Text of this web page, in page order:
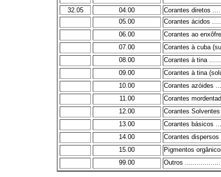
32.05 04.00
Corantes diretos
05.00
Corantes ácidos
06.00
Corantes ao
07.00
Corantes à cuba
08.00
Corantes à tina
09.00
Corantes à tina
10.00
Corantes azóides
11.00
Corantes
12.00
Corantes
13.00
Corantes básicos
14.00
Corantes
15.00
Pigmentos
99.00
Outros